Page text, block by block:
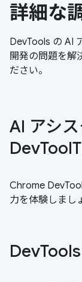
詳細な
DevTools の AI
開発の問題を解
ださい。
AI アシ
Chrome
力を体験しまし